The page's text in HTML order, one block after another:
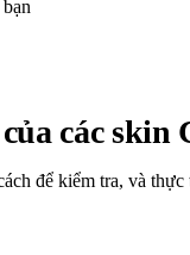
các skin
để kiểm tra, và